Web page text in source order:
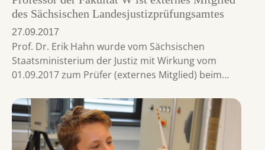
des Sächsischen Landesjustizprüfungsamtes
27.09.2017
Prof. Dr. Erik Hahn wurde vom Sächsischen
Staatsministerium der Justiz mit Wirkung vom
01.09.2017 zum Prüfer (externes Mitglied) beim…